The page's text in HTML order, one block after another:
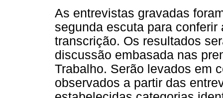
As entrevistas gravadas
segunda escuta para
transcrição. Os resultados
discussão embasada nas
Trabalho. Serão levados em
observados a partir das